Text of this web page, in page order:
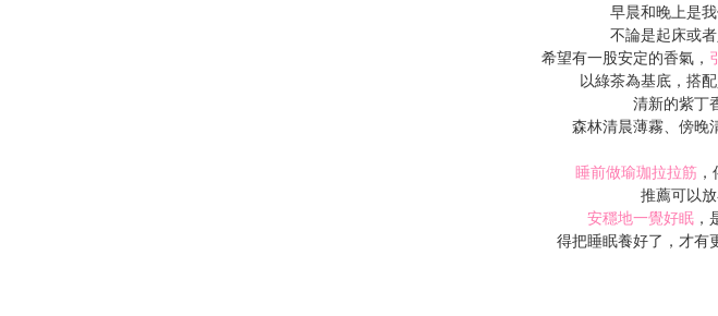
早晨和晚上是
不論是起床或
希望有一股安定的香氣，
以綠茶為基底，搭
清新的紫丁
森林清晨薄霧、傍晚
睡前做瑜珈拉拉筋
推薦可以
安穩地一覺好眠
得把睡眠養好了，才有